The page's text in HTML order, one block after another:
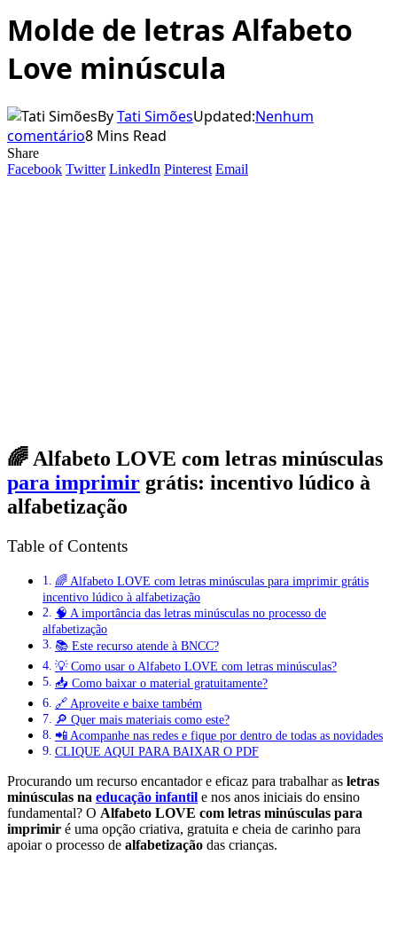
Molde de letras Alfabeto
Love minúscula
ByTati SimõesUpdated:Nenhum
comentário8 Mins Read
Share
Facebook Twitter LinkedIn Pinterest Email
🌈 Alfabeto LOVE com letras minúsculas
para imprimir grátis: incentivo lúdico à
alfabetização
Table of Contents
🌈 Alfabeto LOVE com letras minúsculas para imprimir grátis
incentivo lúdico à alfabetização
🧠 A importância das letras minúsculas no processo de
alfabetização
📚 Este recurso atende à BNCC?
💡 Como usar o Alfabeto LOVE com letras minúsculas?
📥 Como baixar o material gratuitamente?
🔗 Aproveite e baixe também
🔎 Quer mais materiais como este?
📲 Acompanhe nas redes e fique por dentro de todas as novidades
CLIQUE AQUI PARA BAIXAR O PDF
Procurando um recurso encantador e eficaz para trabalhar as letras
minúsculas na educação infantil e nos anos iniciais do ensino
fundamental? O Alfabeto LOVE com letras minúsculas para
imprimir é uma opção criativa, gratuita e cheia de carinho para
apoiar o processo de alfabetização das crianças.